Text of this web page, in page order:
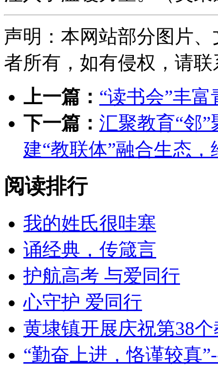
声明：本网站部分图片
者所有，如有侵权，请联
上一篇： “读书会”丰
下一篇： 汇聚教育“邻
建“教联体”融合生态
阅读排行
我的姓氏很哇塞
诵经典，传箴言
护航高考 与爱同行
心守护 爱同行
黄埭镇开展庆祝第38
“勤奋上进，恪谨较真